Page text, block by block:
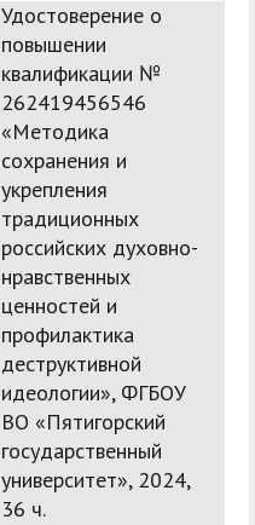
Удостоверение о
повышении
квалификации №
262419456546
«Методика
сохранения и
укрепления
традиционных
российских духовно-
нравственных
ценностей и
профилактика
деструктивной
идеологии», ФГБОУ
ВО «Пятигорский
государственный
университет», 2024,
36 ч.